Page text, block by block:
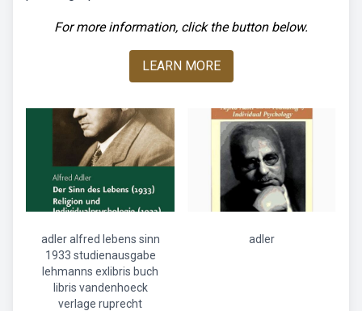
For more information, click the button below.
LEARN MORE
adler alfred lebens sinn
1933 studienausgabe
lehmanns exlibris buch
libris vandenhoeck
verlage ruprecht
adler